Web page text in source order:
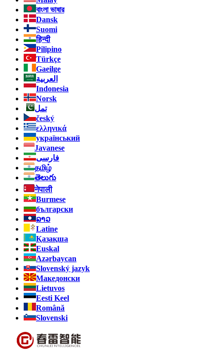
বাংলা ভাষার
Dansk
Suomi
हिन्दी
Pilipino
Türkçe
Gaeilge
العربية
Indonesia
Norsk‎
تمل
český
ελληνικά
український
Javanese
فارسی
தமிழ்
తెలుగు
नेपाली
Burmese
български
ລາວ
Latine
Қазақша
Euskal
Azərbaycan
Slovenský jazyk
Македонски
Lietuvos
Eesti Keel
Română
Slovenski